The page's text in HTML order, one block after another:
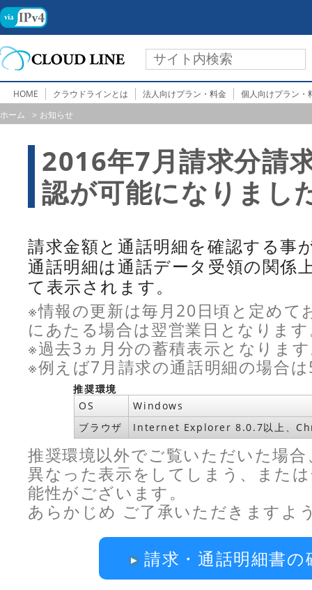
HOME クラウドラインとは 法人向けプラン・料金
個人向けプラン・
ホーム
お知らせ
2016年7月請求分請
認が可能になりまし
請求金額と通話明細を確認する事
通話明細は通話データ受領の関係
て表示されます。
※情報の更新は毎月20日頃と定めて
にあたる場合は翌営業日となりま
※過去3ヵ月分の蓄積表示となりま
※例えば7月請求の通話明細の場合
推奨環境
OS
Windows
ブラウザ
Internet Explorer 8.0.7以上、
推奨環境以外でご覧いただいた場
異なった表示をしてしまう、また
能性がございます。
あらかじめ ご了承いただきますよ
請求・通話明細書